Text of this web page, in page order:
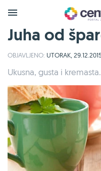
Juha od
OBJAVLJENO: UTORAK,
Ukusna, gusta i kremasta.